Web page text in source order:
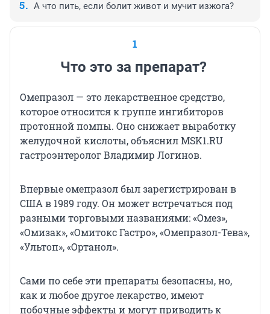
А что пить, если болит живот и мучит изжога?
1
Что это за препарат?
Омепразол — это лекарственное средство,
которое относится к группе ингибиторов
протонной помпы. Оно снижает выработку
желудочной кислоты, объяснил MSK1.RU
гастроэнтеролог Владимир Логинов.
Впервые омепразол был зарегистрирован в
США в 1989 году. Он может встречаться под
разными торговыми названиями: «Омез»,
«Омизак», «Омитокс Гастро», «Омепразол-Тева»,
«Ультоп», «Ортанол».
Сами по себе эти препараты безопасны, но,
как и любое другое лекарство, имеют
побочные эффекты и могут приводить к